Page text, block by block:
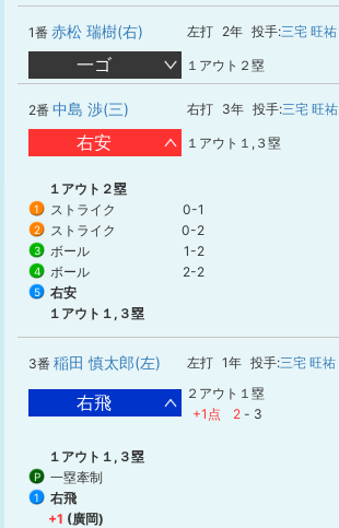
1番 赤松 瑞樹(右) 左打 2年 投手:三宅 旺祐
一ゴ １アウト２塁
2番 中島 渉(三) 右打 3年 投手:三宅 旺祐
右安 １アウト１,３塁
１アウト２塁
1 ストライク 0-1
2 ストライク 0-2
3 ボール 1-2
4 ボール 2-2
5
右安
１アウト１,３塁
3番 稲田 慎太郎(左) 左打 1年 投手:三宅 旺祐
右飛
２アウト１塁
+1点
2 - 3
１アウト１,３塁
P 一塁牽制
1
右飛
+1 (廣岡)